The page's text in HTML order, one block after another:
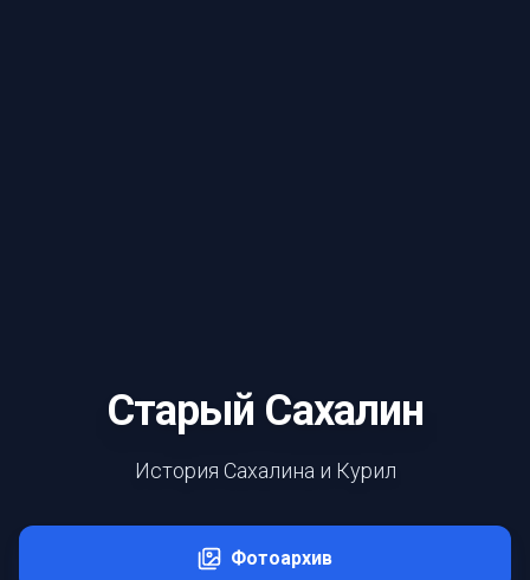
Старый Сахалин
История Сахалина и Курил
Фотоархив